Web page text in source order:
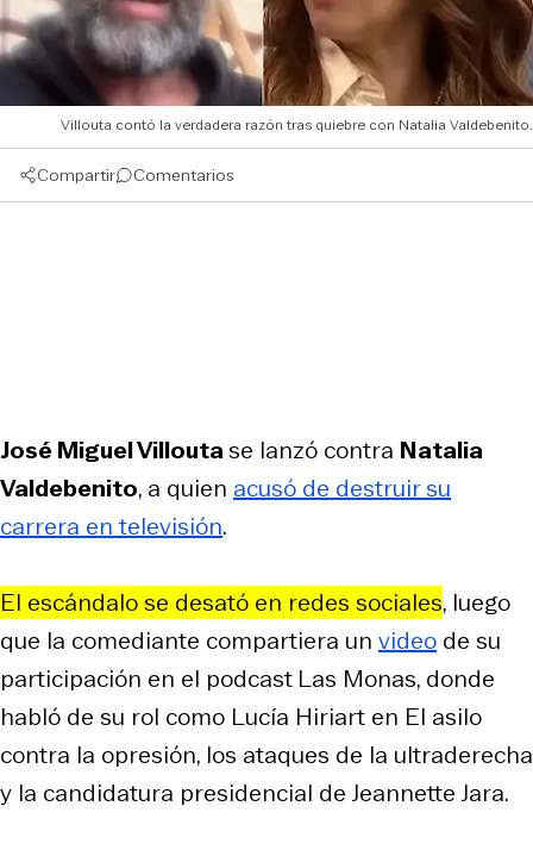
Villouta contó la verdadera razón tras quiebre con Natalia Valdebenito.
Compartir Comentarios
José Miguel Villoutase lanzó contra Natalia
Valdebenito, a quien acusó de destruir su
carrera en televisión.
El escándalo se desató en redes sociales, luego
que la comediante compartiera un video de su
participación en el podcast Las Monas, donde
habló de su rol como Lucía Hiriart en El asilo
contra la opresión, los ataques de la ultraderecha
y la candidatura presidencial de Jeannette Jara.